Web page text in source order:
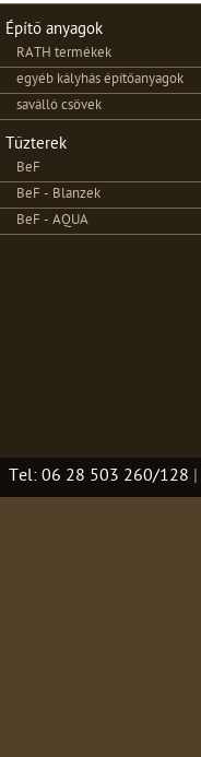
Építő anyagok
RATH termékek
egyéb kályhás építőanyagok
saválló csövek
Tűzterek
BeF
BeF - Blanzek
BeF - AQUA
Tel: 06 28 503 260/128